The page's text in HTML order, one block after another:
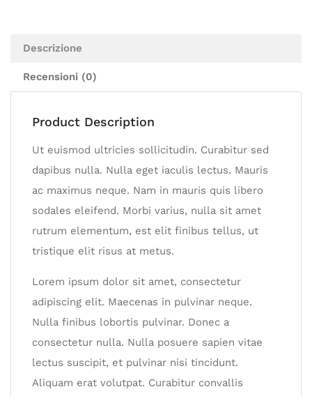
Descrizione
Recensioni (0)
Product Description
Ut euismod ultricies sollicitudin. Curabitur sed
dapibus nulla. Nulla eget iaculis lectus. Mauris
ac maximus neque. Nam in mauris quis libero
sodales eleifend. Morbi varius, nulla sit amet
rutrum elementum, est elit finibus tellus, ut
tristique elit risus at metus.
Lorem ipsum dolor sit amet, consectetur
adipiscing elit. Maecenas in pulvinar neque.
Nulla finibus lobortis pulvinar. Donec a
consectetur nulla. Nulla posuere sapien vitae
lectus suscipit, et pulvinar nisi tincidunt.
Aliquam erat volutpat. Curabitur convallis